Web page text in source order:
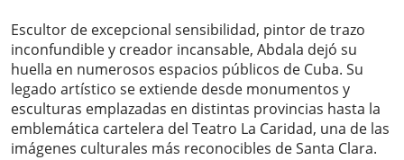
Escultor de excepcional sensibilidad, pintor de trazo
inconfundible y creador incansable, Abdala dejó su
huella en numerosos espacios públicos de Cuba. Su
legado artístico se extiende desde monumentos y
esculturas emplazadas en distintas provincias hasta la
emblemática cartelera del Teatro La Caridad, una de las
imágenes culturales más reconocibles de Santa Clara.